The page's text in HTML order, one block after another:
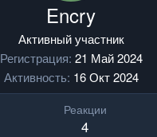
Encry
Активный участник
Регистрация 21 Май 2024
Активность 16 Окт 2024
Реакции
4